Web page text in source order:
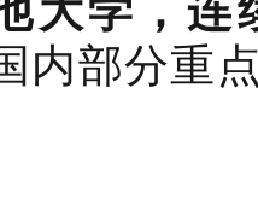
内部分重